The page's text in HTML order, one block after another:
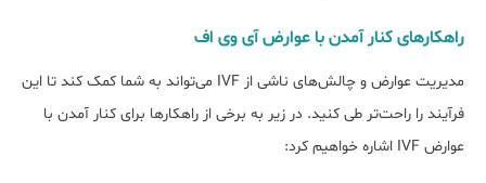
راهکارهای کنار آمدن با عوارض آی وی اف
مدیریت عوارض و چالش‌های ناشی از IVF می‌تواند به شما کمک کند تا این
فرآیند را راحت‌تر طی کنید. در زیر به برخی از راهکارها برای کنار آمدن با
عوارض IVF اشاره خواهیم کرد: